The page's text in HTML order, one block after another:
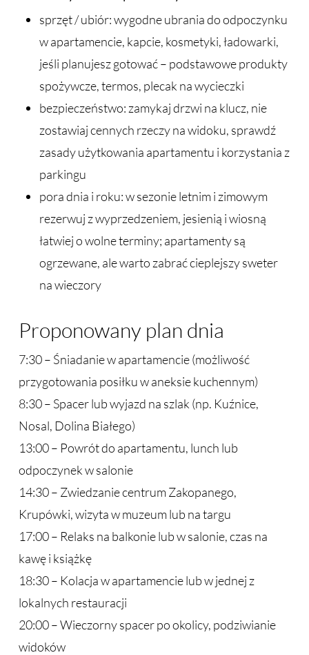
sprzęt / ubiór: wygodne ubrania do odpoczynku
w apartamencie, kapcie, kosmetyki, ładowarki,
jeśli planujesz gotować – podstawowe produkty
spożywcze, termos, plecak na wycieczki
bezpieczeństwo: zamykaj drzwi na klucz, nie
zostawiaj cennych rzeczy na widoku, sprawdź
zasady użytkowania apartamentu i korzystania z
parkingu
pora dnia i roku: w sezonie letnim i zimowym
rezerwuj z wyprzedzeniem, jesienią i wiosną
łatwiej o wolne terminy; apartamenty są
ogrzewane, ale warto zabrać cieplejszy sweter
na wieczory
Proponowany plan dnia
7:30 – Śniadanie w apartamencie (możliwość
przygotowania posiłku w aneksie kuchennym)
8:30 – Spacer lub wyjazd na szlak (np. Kuźnice,
Nosal, Dolina Białego)
13:00 – Powrót do apartamentu, lunch lub
odpoczynek w salonie
14:30 – Zwiedzanie centrum Zakopanego,
Krupówki, wizyta w muzeum lub na targu
17:00 – Relaks na balkonie lub w salonie, czas na
kawę i książkę
18:30 – Kolacja w apartamencie lub w jednej z
lokalnych restauracji
20:00 – Wieczorny spacer po okolicy, podziwianie
widoków